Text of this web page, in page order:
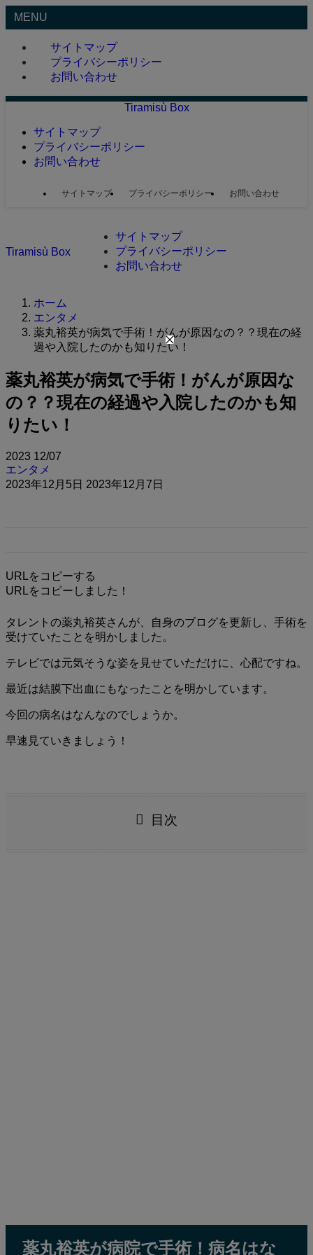
MENU
サイトマップ
プライバシーポリシー
お問い合わせ
Tiramisù Box
サイトマップ
プライバシーポリシー
お問い合わせ
サイトマップ プライバシーポリシー お問い合わせ
Tiramisù Box
サイトマップ
プライバシーポリシー
お問い合わせ
ホーム
エンタメ
薬丸裕英が病気で手術！がんが原因なの？？現在の経
過や入院したのかも知りたい！
薬丸裕英が病気で手術！がんが原因な
の？？現在の経過や入院したのかも知
りたい！
2023 12/07
エンタメ
2023年12月5日 2023年12月7日
URLをコピーする
URLをコピーしました！
タレントの薬丸裕英さんが、自身のブログを更新し、手術を
受けていたことを明かしました。
テレビでは元気そうな姿を見せていただけに、心配ですね。
最近は結膜下出血にもなったことを明かしています。
今回の病名はなんなのでしょうか。
早速見ていきましょう！
目次
薬丸裕英が病院で手術！病名はな